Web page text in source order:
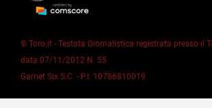
© Toro.it - Testata Giornalistica registrata presso il
data 07/11/2012 N. 55
Garnet Six S.C. - P.I. 10786810019